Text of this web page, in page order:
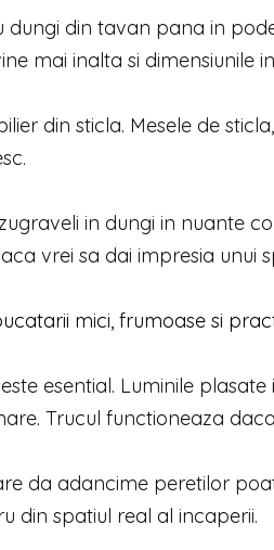
dungi din tavan pana in
mai inalta si dimensiunile
din sticla. Mesele de
in dungi in nuante
vrei sa dai impresia unui
mici, frumoase si
esential. Luminile
Trucul functioneaza
da adancime peretilor
din spatiul real al incaperii.